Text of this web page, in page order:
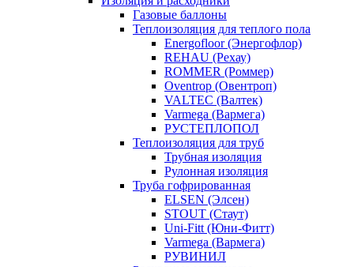
Газовые баллоны
Теплоизоляция для теплого пола
Energofloor (Энергофлор)
REHAU (Рехау)
ROMMER (Роммер)
Oventrop (Овентроп)
VALTEC (Валтек)
Varmega (Вармега)
РУСТЕПЛОПОЛ
Теплоизоляция для труб
Трубная изоляция
Рулонная изоляция
Труба гофрированная
ELSEN (Элсен)
STOUT (Стаут)
Uni-Fitt (Юни-Фитт)
Varmega (Вармега)
РУВИНИЛ